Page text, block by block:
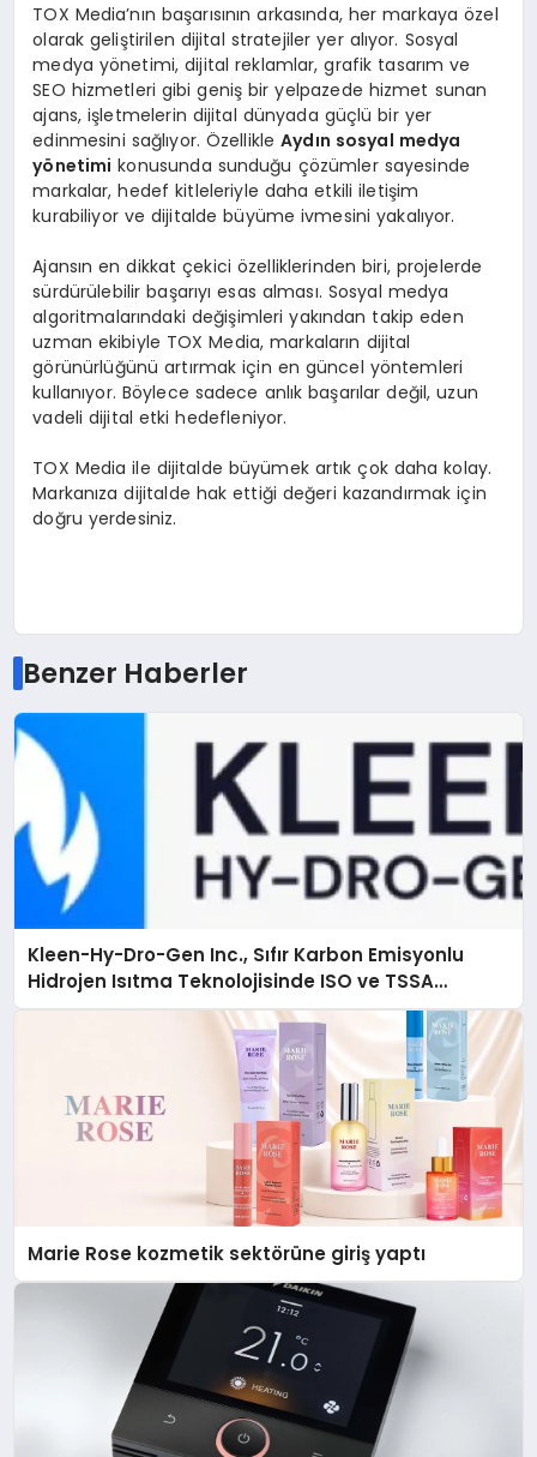
TOX Media’nın başarısının arkasında, her markaya özel
olarak geliştirilen dijital stratejiler yer alıyor. Sosyal
medya yönetimi, dijital reklamlar, grafik tasarım ve
SEO hizmetleri gibi geniş bir yelpazede hizmet sunan
ajans, işletmelerin dijital dünyada güçlü bir yer
edinmesini sağlıyor. ÖzellikleAydın sosyal medya
yönetimi konusunda sunduğu çözümler sayesinde
markalar, hedef kitleleriyle daha etkili iletişim
kurabiliyor ve dijitalde büyüme ivmesini yakalıyor.
Ajansın en dikkat çekici özelliklerinden biri, projelerde
sürdürülebilir başarıyı esas alması. Sosyal medya
algoritmalarındaki değişimleri yakından takip eden
uzman ekibiyle TOX Media, markaların dijital
görünürlüğünü artırmak için en güncel yöntemleri
kullanıyor. Böylece sadece anlık başarılar değil, uzun
vadeli dijital etki hedefleniyor.
TOX Media ile dijitalde büyümek artık çok daha kolay.
Markanıza dijitalde hak ettiği değeri kazandırmak için
doğru yerdesiniz.
Benzer Haberler
Kleen-Hy-Dro-Gen Inc., Sıfır Karbon Emisyonlu
Hidrojen Isıtma Teknolojisinde ISO ve TSSA
Düzenleyici Onaylarını Aldı
Marie Rose kozmetik sektörüne giriş yaptı